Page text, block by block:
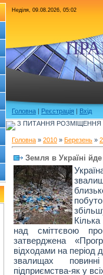
Неділя, 09.08.2026, 05:02
Головна | Реєстрація | Вхід
З ПИТАННЯ РОЗМІЩЕННЯ
Головна » 2010 » Березень »
Земля в Україні
над сміттєвою
затверджена
відходами на період
звалищах
підприємства-як у